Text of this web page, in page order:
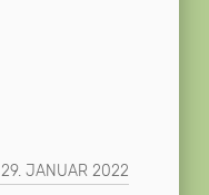
29. JANUAR 2022